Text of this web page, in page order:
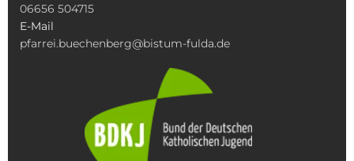
06656 504715
E-Mail
pfarrei.buechenberg@bistum-fulda.de